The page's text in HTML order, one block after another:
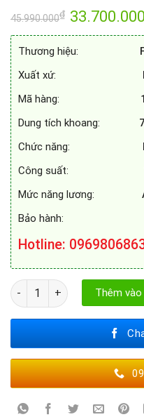
45.990.000₫ Giá
gốc
là:
33.700.000
Thương hiệu:
Xuất xứ:
Mã hàng:
Dung tích khoang:
Chức năng:
Công suất:
Mức năng lương:
Bảo hành:
Hotline:
LÒ NƯỚNG HẤP KẾT HỢP
Thêm